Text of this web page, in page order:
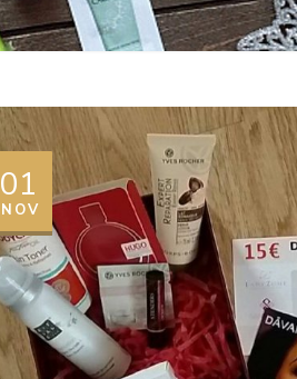
01
NOV